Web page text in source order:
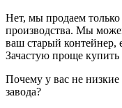
Нет, мы продаем
производства. Мы
ваш старый контейнер,
Зачастую проще
Почему у вас не
завода?